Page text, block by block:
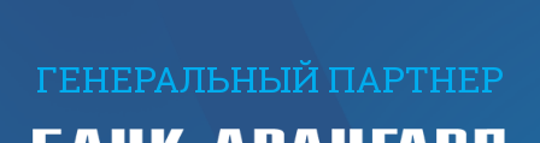
ГЕНЕРАЛЬНЫЙ ПАРТНЕР